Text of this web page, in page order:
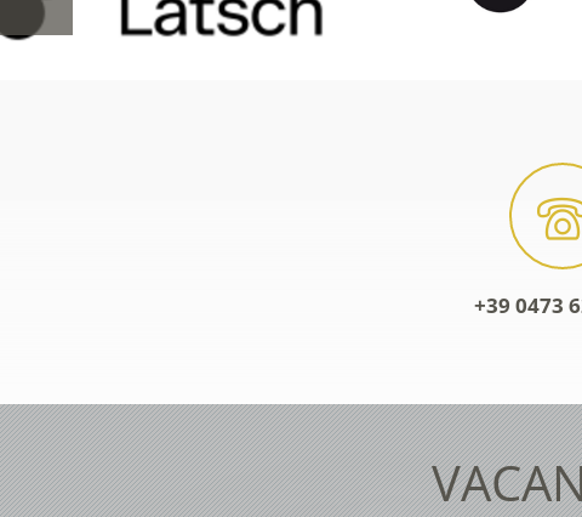
+39 0473